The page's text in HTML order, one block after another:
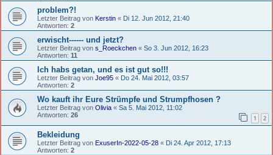
problem?!
Letzter Beitrag von Kerstin « Di 12. Jun 2012, 21:40
Antworten: 2
erwischt------ und jetzt?
Letzter Beitrag von s_Roeckchen « So 3. Jun 2012, 16:23
Antworten: 11
Ich habs getan, und es ist gut so!!!
Letzter Beitrag von Joe95 « Do 24. Mai 2012, 03:57
Antworten: 2
Wo kauft ihr Eure Strümpfe und Strumpfhosen ?
Letzter Beitrag von Olivia « Sa 5. Mai 2012, 11:02
Antworten: 26 1 2
Bekleidung
Letzter Beitrag von ExuserIn-2022-05-28 « Di 24. Apr 2012, 17:13
Antworten: 2